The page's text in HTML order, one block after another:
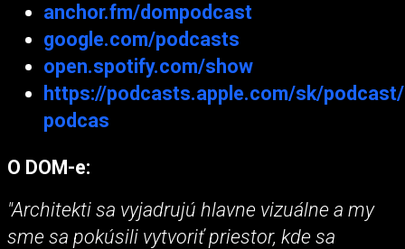
anchor.fm/dompodcast
google.com/podcasts
open.spotify.com/show
https://podcasts.apple.com/sk/
podcas
O DOM-e:
"Architekti sa vyjadrujú hlavne vizuálne a my
sme sa pokúsili vytvoriť priestor, kde sa